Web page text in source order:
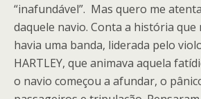
“inafundável”. Mas quero me
daquele navio. Conta a história que
havia uma banda, liderada pelo
HARTLEY, que animava aquela
o navio começou a afundar, o